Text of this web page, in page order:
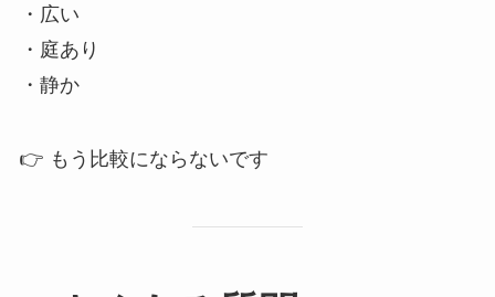
・広い
・庭あり
・静か
👉 もう比較にならないです